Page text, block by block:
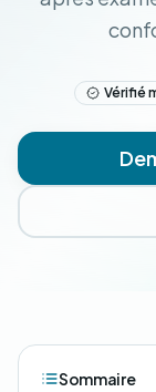
Vérifié
Sommaire